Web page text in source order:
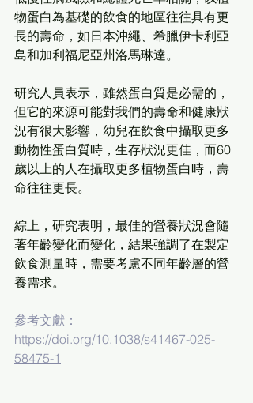
物蛋白為基礎的飲食的地區往往具有更
長的壽命，如日本沖繩、希臘伊卡利亞
島和加利福尼亞州洛馬琳達。
研究人員表示，雖然蛋白質是必需的，
但它的來源可能對我們的壽命和健康狀
況有很大影響，幼兒在飲食中攝取更多
動物性蛋白質時，生存狀況更佳，而60
歲以上的人在攝取更多植物蛋白時，壽
命往往更長。
綜上，研究表明，最佳的營養狀況會隨
著年齡變化而變化，結果強調了在製定
飲食測量時，需要考慮不同年齡層的營
養需求。
參考文獻：
https://doi.org/10.1038/s41467-025-
58475-1